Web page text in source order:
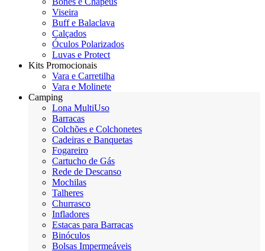
Viseira
Buff e Balaclava
Calçados
Óculos Polarizados
Luvas e Protect
Kits Promocionais
Vara e Carretilha
Vara e Molinete
Camping
Lona MultiUso
Barracas
Colchões e Colchonetes
Cadeiras e Banquetas
Fogareiro
Cartucho de Gás
Rede de Descanso
Mochilas
Talheres
Churrasco
Infladores
Estacas para Barracas
Binóculos
Bolsas Impermeáveis